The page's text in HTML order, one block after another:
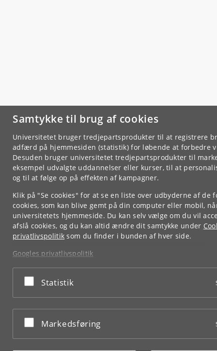
Samtykke til brug af cookies
Universitetet bruger tredjepartsprodukter til at registrere
adfærd på hjemmesiden (statistik) for løbende at forbedre
Desuden bruger universitetet tredjepartsprodukter til
eksempel udvalgte uddannelser eller kurser, til at
og til at følge op på effekten af kampagner.
Klik på "Se cookies" for at se en liste over udbyderne af de
cookies, som kan blive gemt på din computer eller mobil,
universitetets hjemmeside. Du kan selv vælge om du vil
afslå cookies, og du kan altid ændre dit samtykke under
privatlivspolitik som du finder i bunden af hver side.
Googles privatlivspolitik
Acceptér eller afslå
Statistik
Acceptér eller afslå
Markedsføring